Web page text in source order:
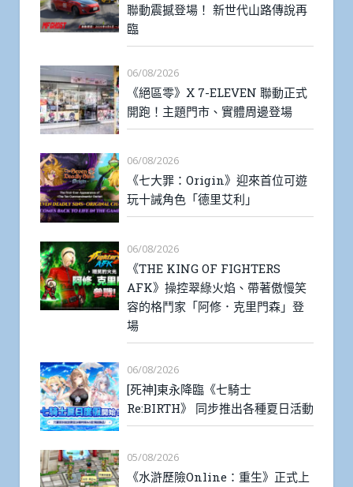
聯動震撼登場！ 新世代山路傳說再
臨
06/08/2026
《絕區零》X 7-ELEVEN 聯動正式
開跑！主題門市、實體周邊登場
06/08/2026
《七大罪：Origin》迎來首位可遊
玩十誡角色「德里艾利」
06/08/2026
《THE KING OF FIGHTERS
AFK》操控翠綠火焰、帶著傲慢笑
容的格鬥家「阿修．克里門森」登
場
06/08/2026
[死神]東永降臨《七騎士
Re:BIRTH》 同步推出各種夏日活動
05/08/2026
《水滸歷險Online：重生》正式上